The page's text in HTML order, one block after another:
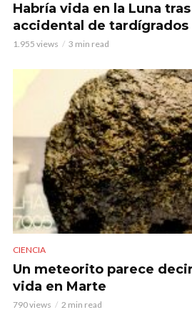
Habría vida en la Luna
accidental de tardígrados
1.955 views 3 min read
CIENCIA
Un meteorito parece
vida en Marte
790 views 2 min read